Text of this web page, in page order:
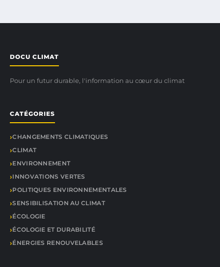
DOCU CLIMAT
Pour un futur durable, l'information au cœur du climat
CATÉGORIES
CHANGEMENTS CLIMATIQUES
CLIMAT
ENVIRONNEMENT
INNOVATIONS VERTES
POLITIQUES ENVIRONNEMENTALES
SENSIBILISATION AU CLIMAT
ÉCOLOGIE
ÉCOLOGIE ET DURABILITÉ
ÉNERGIES RENOUVELABLES